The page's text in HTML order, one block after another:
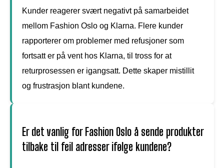
Kunder reagerer svært negativt på samarbeidet
mellom Fashion Oslo og Klarna. Flere kunder
rapporterer om problemer med refusjoner som
fortsatt er på vent hos Klarna, til tross for at
returprosessen er igangsatt. Dette skaper mistillit
og frustrasjon blant kundene.
Er det vanlig for Fashion Oslo å sende produkter
tilbake til feil adresser ifølge kundene?